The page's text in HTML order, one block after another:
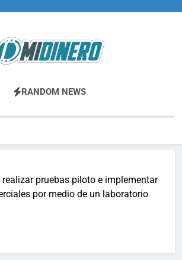
Midinero.co
Criptomonedas
RANDOM NEWS
pruebas piloto e implementar
por medio de un laboratorio